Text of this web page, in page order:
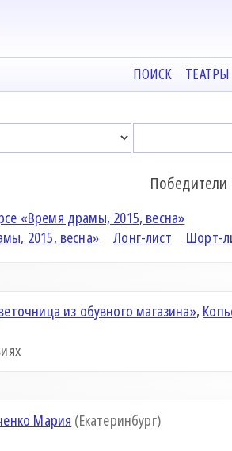
ПОИСК ТЕАТРЫ
Победители
«Время драмы, 2015, весна»
2015, весна»
Лонг-лист Шорт-
из обувного магазина»,
Мария (Екатеринбург)